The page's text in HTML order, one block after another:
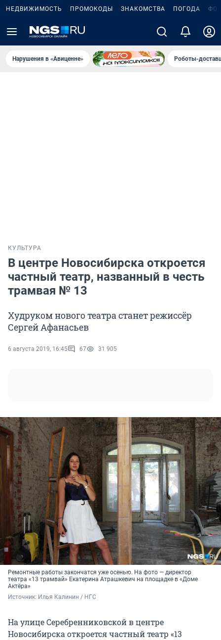
НЕДВИЖИМОСТЬ ПРОМОКОДЫ ЗНАКОМСТВА ПОГОДА
Нарушения в «Авиценне» Роботы-
КУЛЬТУРА
В центре Новосибирска откроется
частный театр, названный в честь
трамвая № 13
Худруком нового театра станет режиссёр
Сергей Афанасьев
6 августа 2019, 16:45 67 31 905
Ремонтные работы закончатся уже осенью. На фото — директор
театра «13 трамвай» Екатерина Атрашкевич на площадке в «Доме
Актёра»
Источник: Илья Калинин / НГС
На улице Серебренниковской в центре
Новосибирска откроется частный театр «13